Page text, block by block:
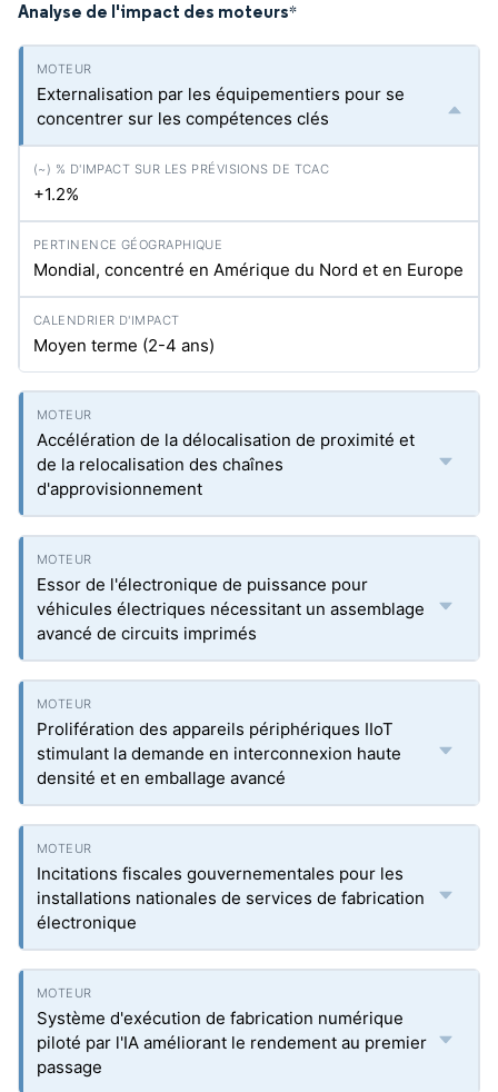
Analyse de l'impact des moteurs*
Externalisation par les équipementiers pour se
concentrer sur les compétences clés
+1.2%
Mondial, concentré en Amérique du Nord et en Europe
Moyen terme (2-4 ans)
Accélération de la délocalisation de proximité et
de la relocalisation des chaînes
d'approvisionnement
Essor de l'électronique de puissance pour
véhicules électriques nécessitant un assemblage
avancé de circuits imprimés
Prolifération des appareils périphériques IIoT
stimulant la demande en interconnexion haute
densité et en emballage avancé
Incitations fiscales gouvernementales pour les
installations nationales de services de fabrication
électronique
Système d'exécution de fabrication numérique
piloté par l'IA améliorant le rendement au premier
passage